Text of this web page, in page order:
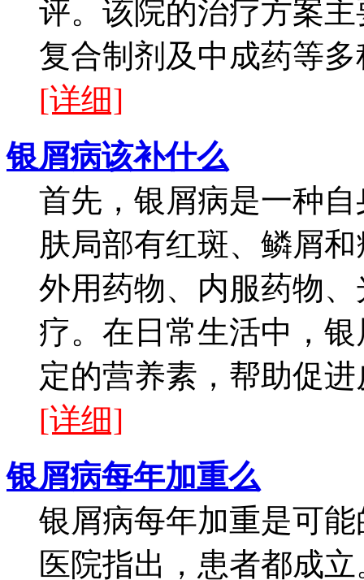
评。该院的治疗方案
复合制剂及中成药等
[详细]
银屑病该补什么
首先，银屑病是一种
肤局部有红斑、鳞屑
外用药物、内服药物
疗。在日常生活中，
定的营养素，帮助促
[详细]
银屑病每年加重么
银屑病每年加重是可
医院指出，患者都成